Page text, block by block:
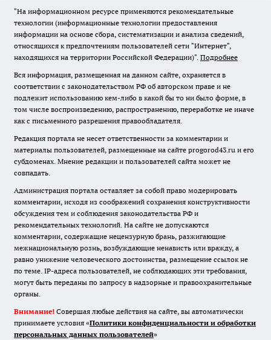
"На информационном ресурсе применяются рекомендательные
технологии (информационные технологии предоставления
информации на основе сбора, систематизации и анализа сведений,
относящихся к предпочтениям пользователей сети "Интернет",
находящихся на территории Российской Федерации)". Подробнее
Вся информация, размещенная на данном сайте, охраняется в
соответствии с законодательством РФ об авторском праве и не
подлежит использованию кем-либо в какой бы то ни было форме, в
том числе воспроизведению, распространению, переработке не иначе
как с письменного разрешения правообладателя.
Редакция портала не несет ответственности за комментарии и
материалы пользователей, размещенные на сайте progorod43.ru и его
субдоменах. Мнение редакции и пользователей сайта может не
совпадать.
Администрация портала оставляет за собой право модерировать
комментарии, исходя из соображений сохранения конструктивности
обсуждения тем и соблюдения законодательства РФ и
рекомендательных технологий. На сайте не допускаются
комментарии, содержащие нецензурную брань, разжигающие
межнациональную рознь, возбуждающие ненависть или вражду, а
равно унижение человеческого достоинства, размещение ссылок не
по теме. IP-адреса пользователей, не соблюдающих эти требования,
могут быть переданы по запросу в надзорные и правоохранительные
органы.
Внимание! Совершая любые действия на сайте, вы автоматически
принимаете условия «Политики конфиденциальности и обработки
персональных данных пользователей»